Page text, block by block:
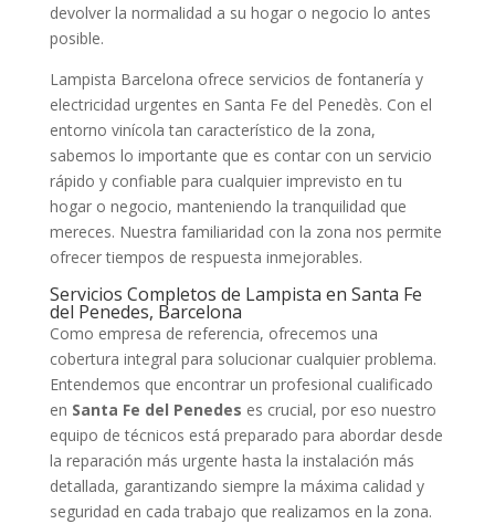
devolver la normalidad a su hogar o negocio lo antes
posible.
Lampista Barcelona ofrece servicios de fontanería y
electricidad urgentes en Santa Fe del Penedès. Con el
entorno vinícola tan característico de la zona,
sabemos lo importante que es contar con un servicio
rápido y confiable para cualquier imprevisto en tu
hogar o negocio, manteniendo la tranquilidad que
mereces. Nuestra familiaridad con la zona nos permite
ofrecer tiempos de respuesta inmejorables.
Servicios Completos de Lampista en Santa Fe
del Penedes, Barcelona
Como empresa de referencia, ofrecemos una
cobertura integral para solucionar cualquier problema.
Entendemos que encontrar un profesional cualificado
en Santa Fe del Penedes es crucial, por eso nuestro
equipo de técnicos está preparado para abordar desde
la reparación más urgente hasta la instalación más
detallada, garantizando siempre la máxima calidad y
seguridad en cada trabajo que realizamos en la zona.